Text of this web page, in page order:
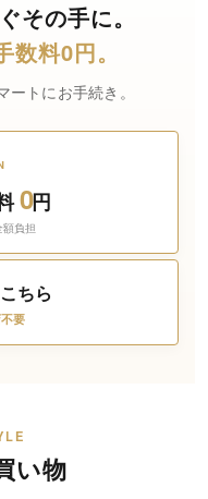
その手に。
数料0円。
トにお手続き。
0円
負担
ちら
要
い物